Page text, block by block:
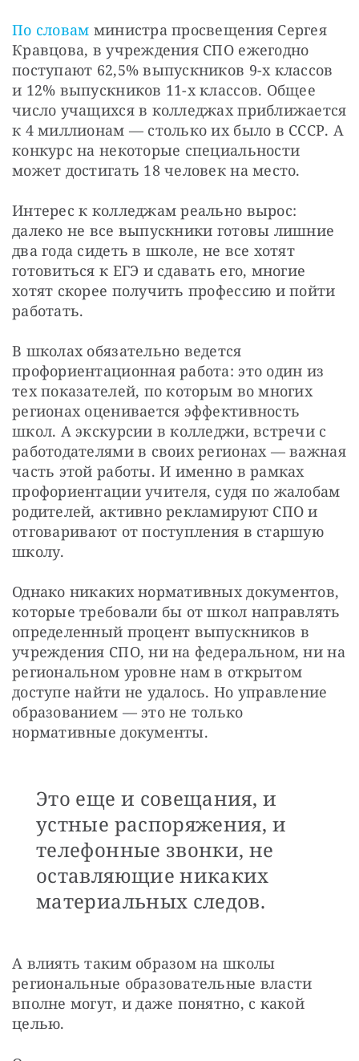
По словам министра просвещения Сергея
Кравцова, в учреждения СПО ежегодно
поступают 62,5% выпускников 9-х классов
и 12% выпускников 11-х классов. Общее
число учащихся в колледжах приближается
к 4 миллионам — столько их было в СССР. А
конкурс на некоторые специальности
может достигать 18 человек на место.
Интерес к колледжам реально вырос:
далеко не все выпускники готовы лишние
два года сидеть в школе, не все хотят
готовиться к ЕГЭ и сдавать его, многие
хотят скорее получить профессию и пойти
работать.
В школах обязательно ведется
профориентационная работа: это один из
тех показателей, по которым во многих
регионах оценивается эффективность
школ. А экскурсии в колледжи, встречи с
работодателями в своих регионах — важная
часть этой работы. И именно в рамках
профориентации учителя, судя по жалобам
родителей, активно рекламируют СПО и
отговаривают от поступления в старшую
школу.
Однако никаких нормативных документов,
которые требовали бы от школ направлять
определенный процент выпускников в
учреждения СПО, ни на федеральном, ни на
региональном уровне нам в открытом
доступе найти не удалось. Но управление
образованием — это не только
нормативные документы.
Это еще и совещания, и
устные распоряжения, и
телефонные звонки, не
оставляющие никаких
материальных следов.
А влиять таким образом на школы
региональные образовательные власти
вполне могут, и даже понятно, с какой
целью.